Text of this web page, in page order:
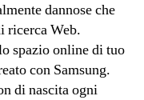
dannose che
ricerca Web.
spazio online di tuo
con Samsung.
di nascita ogni